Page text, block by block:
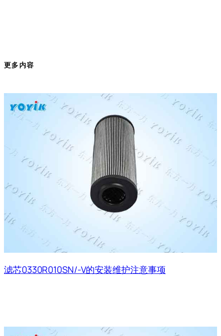
更多内容
滤芯0330R010SN/-V的安装维护注意事项